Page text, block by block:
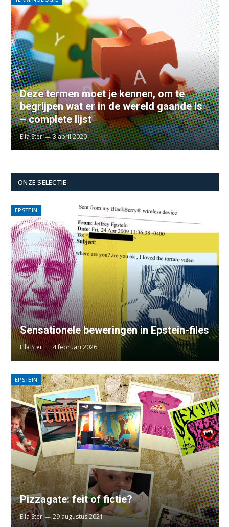
Deze termen moet je kennen, om te
begrijpen wat er in de wereld gaande is
– complete lijst
Ella Ster 3 april 2020
ONZE SELECTIE
EPSTEIN
Sensationele beweringen in Epstein-files
Ella Ster 4 februari 2026
EPSTEIN
Pizzagate: feit of fictie?
Ella Ster 29 augustus 2021